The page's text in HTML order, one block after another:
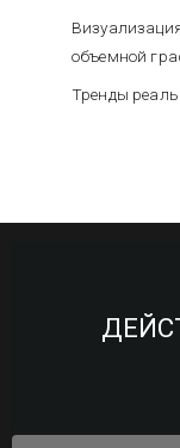
объемной
Тренды